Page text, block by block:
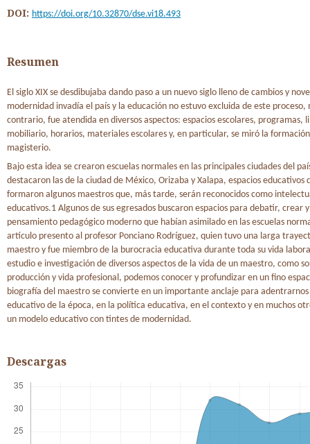
DOI: https://doi.org/10.32870/dse.vi18.493
Resumen
El siglo XIX se desdibujaba dando paso a un nuevo siglo lleno de cambios y
modernidad invadía el país y la educación no estuvo excluida de este proceso,
contrario, fue atendida en diversos aspectos: espacios escolares, programas,
mobiliario, horarios, materiales escolares y, en particular, se miró la
magisterio.
Bajo esta idea se crearon escuelas normales en las principales ciudades del
destacaron las de la ciudad de México, Orizaba y Xalapa, espacios educativos
formaron algunos maestros que, más tarde, serán reconocidos como
educativos.1 Algunos de sus egresados buscaron espacios para debatir, crear
pensamiento pedagógico moderno que habían asimilado en las escuelas
artículo presento al profesor Ponciano Rodríguez, quien tuvo una larga
maestro y fue miembro de la burocracia educativa durante toda su vida
estudio e investigación de diversos aspectos de la vida de un maestro, como
producción y vida profesional, podemos conocer y profundizar en un fino
biografía del maestro se convierte en un importante anclaje para adentrarnos
educativo de la época, en la política educativa, en el contexto y en muchos
un modelo educativo con tintes de modernidad.
Descargas